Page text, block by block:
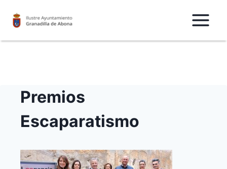
Premios
Escaparatismo